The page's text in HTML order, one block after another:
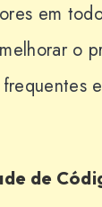
em
o
de